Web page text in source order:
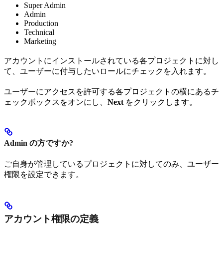
Super Admin
Admin
Production
Technical
Marketing
アカウントにインストールされている各プロジェクトに対し
て、ユーザーに付与したいロールにチェックを入れます。
ユーザーにアクセスを許可する各プロジェクトの横にあるチ
ェックボックスをオンにし、 Next をクリックします。
Admin の方ですか?
ご自身が管理しているプロジェクトに対してのみ、ユーザー
権限を設定できます。
アカウント権限の定義